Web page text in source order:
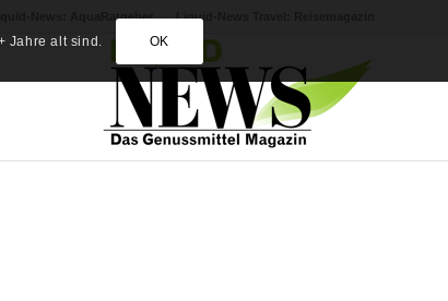
News: AquaRatgeber Liquid-News Travel: Reisemagazin
Jahre alt sind. OK